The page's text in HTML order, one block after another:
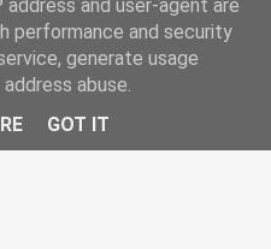
de Blogger
2010-2025
and user-agent are
performance and security
generate usage
abuse.
GOT IT